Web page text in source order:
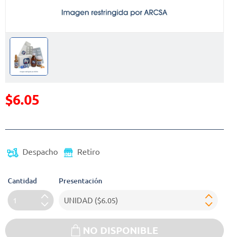
$6.05
Despacho Retiro
Cantidad Presentación
NO DISPONIBLE